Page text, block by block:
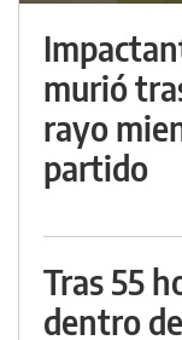
murió
rayo
partido
Tras 55
dentro